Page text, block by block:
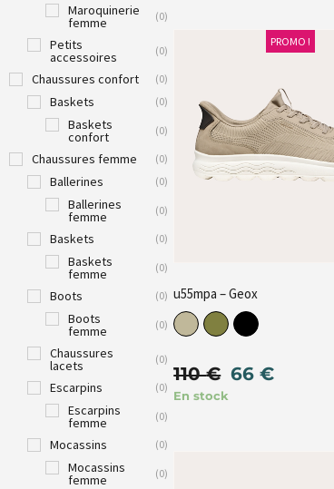
Maroquinerie
femme (0)
Petits
accessoires (0)
Chaussures confort (0)
Baskets (0)
Baskets
confort (0)
Chaussures femme (0)
Ballerines (0)
Ballerines
femme (0)
Baskets (0)
Baskets
femme (0)
Boots (0)
Boots
femme (0)
Chaussures
lacets (0)
Escarpins (0)
Escarpins
femme (0)
Mocassins (0)
Mocassins
femme (0)
PROMO !
u55mpa – Geox
110€ 66€
En stock